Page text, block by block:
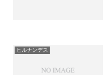
ヒルナンデス